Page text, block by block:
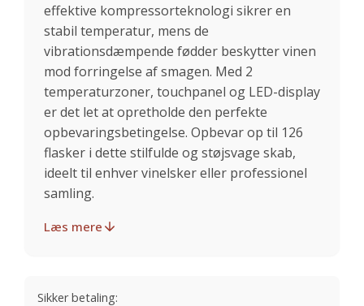
effektive kompressorteknologi sikrer en
stabil temperatur, mens de
vibrationsdæmpende fødder beskytter vinen
mod forringelse af smagen. Med 2
temperaturzoner, touchpanel og LED-display
er det let at opretholde den perfekte
opbevaringsbetingelse. Opbevar op til 126
flasker i dette stilfulde og støjsvage skab,
ideelt til enhver vinelsker eller professionel
samling.
Læs mere
Sikker betaling: